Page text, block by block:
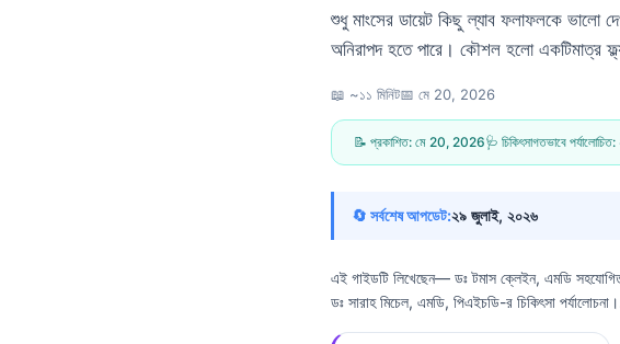
শুধু মাংসের ডায়েট কিছু ল্যাব ফলাফলকে ভালো
অনিরাপদ হতে পারে। কৌশল হলো একটিমাত্র
📖 ~১১ মিনিট📅 মে 20, 2026
📝 প্রকাশিত: মে 20, 2026🩺 চিকিৎসাগতভাবে পর্যালোচিত:
🔄 সর্বশেষ আপডেট:২৯ জুলাই, ২০২৬
এই গাইডটি লিখেছেন— ডঃ টমাস ক্লেইন, এমডি
ডঃ সারাহ মিচেল, এমডি, পিএইচডি-র চিকিৎসা